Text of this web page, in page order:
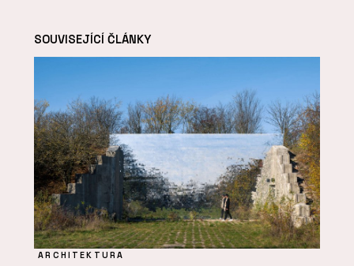
SOUVISEJÍCÍ ČLÁNKY
ARCHITEKTURA